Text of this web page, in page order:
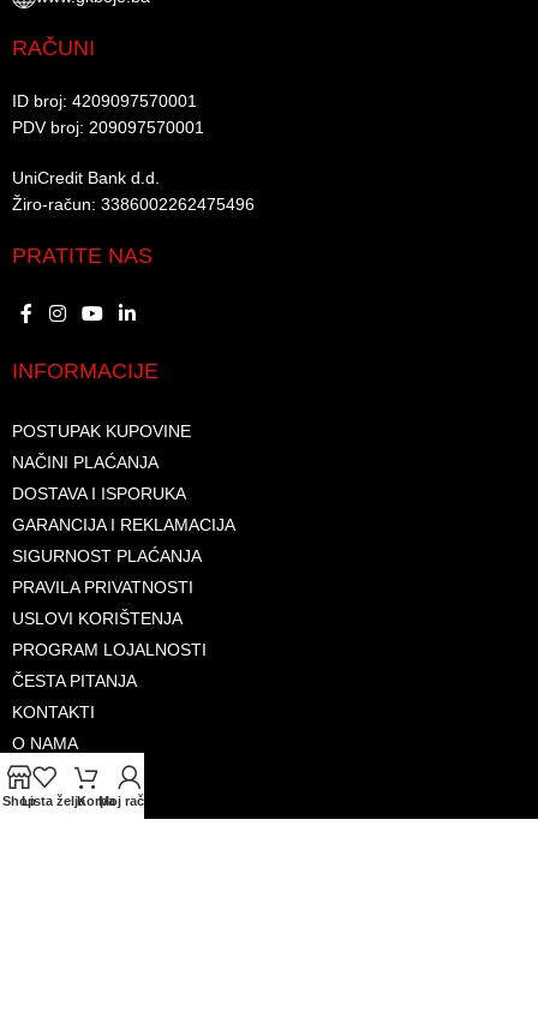
RAČUNI
ID broj: 4209097570001​
PDV broj: 209097570001 ​
UniCredit Bank d.d.​
Žiro-račun: 3386002262475496​​
PRATITE NAS
INFORMACIJE
POSTUPAK KUPOVINE
NAČINI PLAĆANJA
DOSTAVA I ISPORUKA
GARANCIJA I REKLAMACIJA
SIGURNOST PLAĆANJA
PRAVILA PRIVATNOSTI
USLOVI KORIŠTENJA
PROGRAM LOJALNOSTI
ČESTA PITANJA
KONTAKTI
O NAMA
PRIHVAĆENE KARTICE
ShopLista željaKorpaMoj račun